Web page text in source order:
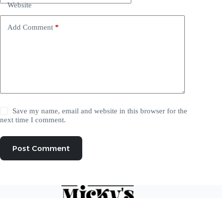
Website
Add Comment *
Save my name, email and website in this browser for the
next time I comment.
Post Comment